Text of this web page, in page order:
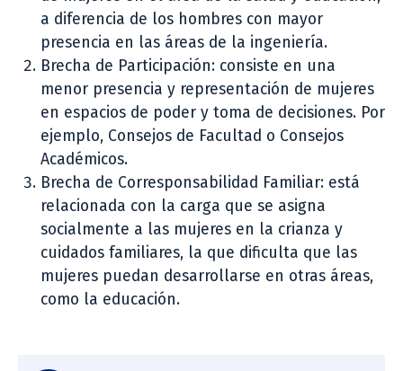
a diferencia de los hombres con mayor
presencia en las áreas de la ingeniería.
Brecha de Participación: consiste en una
menor presencia y representación de mujeres
en espacios de poder y toma de decisiones. Por
ejemplo, Consejos de Facultad o Consejos
Académicos.
Brecha de Corresponsabilidad Familiar: está
relacionada con la carga que se asigna
socialmente a las mujeres en la crianza y
cuidados familiares, la que dificulta que las
mujeres puedan desarrollarse en otras áreas,
como la educación.